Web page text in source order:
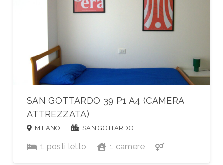
SAN GOTTARDO 39 P1 A4 (CAMERA
ATTREZZATA)
MILANO SAN GOTTARDO
1 posti letto 1 camere